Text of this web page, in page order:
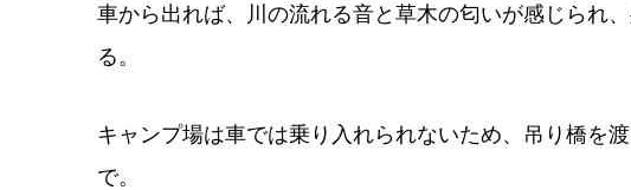
車から出れば、川の流れる音と草木の匂いが感じられ
る。
キャンプ場は車では乗り入れられないため、吊り橋を
で。